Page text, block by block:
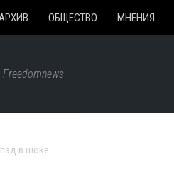
ОБЩЕСТВО МНЕНИЯ
Freedomnews
в шоке